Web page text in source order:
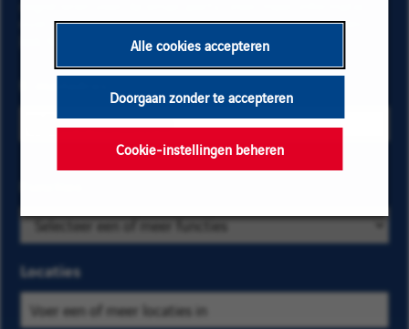
Alle cookies accepteren
Doorgaan zonder te accepteren
Cookie-instellingen beheren
over het beheer van uw gegevens en over uw rechten,
E-mailadres
bedrijfs- en
locatiecriteria
vacatures te
vinden die u
op
categorie
kies
Locaties